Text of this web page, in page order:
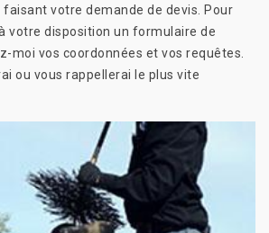
votre demande de devis. Pour
votre disposition un formulaire de
moi vos coordonnées et vos requêtes.
ou vous rappellerai le plus vite